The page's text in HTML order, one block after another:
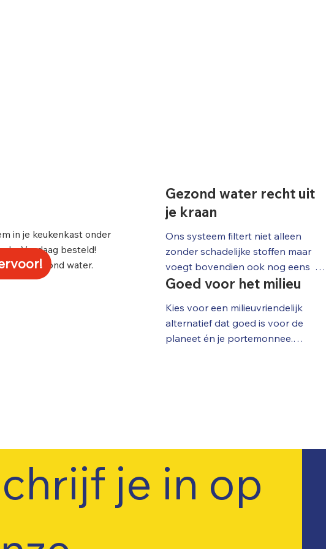
in je keukenkast onder
Vandaag besteld!
en gezond water.
Gezond water recht uit
je kraan
Ons systeem filtert niet alleen
zonder schadelijke stoffen maar
voegt bovendien ook nog eens
magnesium toe, wat bijdraagt aan
Goed voor het milieu
Kies voor een milieuvriendelijk
alternatief dat goed is voor de
planeet én je portemonnee.
je in op